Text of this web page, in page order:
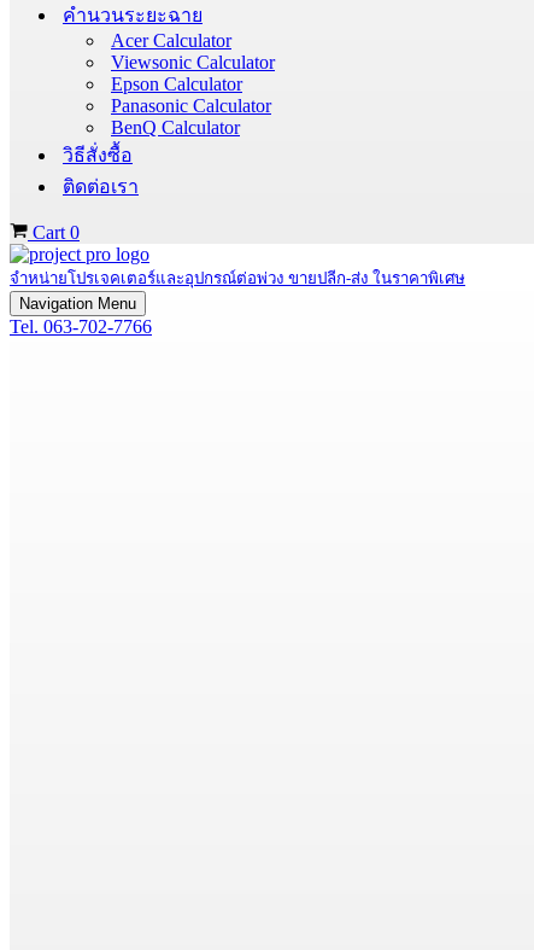
คำนวนระยะฉาย
Acer Calculator
Viewsonic Calculator
Epson Calculator
Panasonic Calculator
BenQ Calculator
วิธีสั่งซื้อ
ติดต่อเรา
Cart 0
จำหน่ายโปรเจคเตอร์และอุปกรณ์ต่อพ่วง ขายปลีก-ส่ง ในราคาพิเศษ
Navigation Menu
Tel. 063-702-7766